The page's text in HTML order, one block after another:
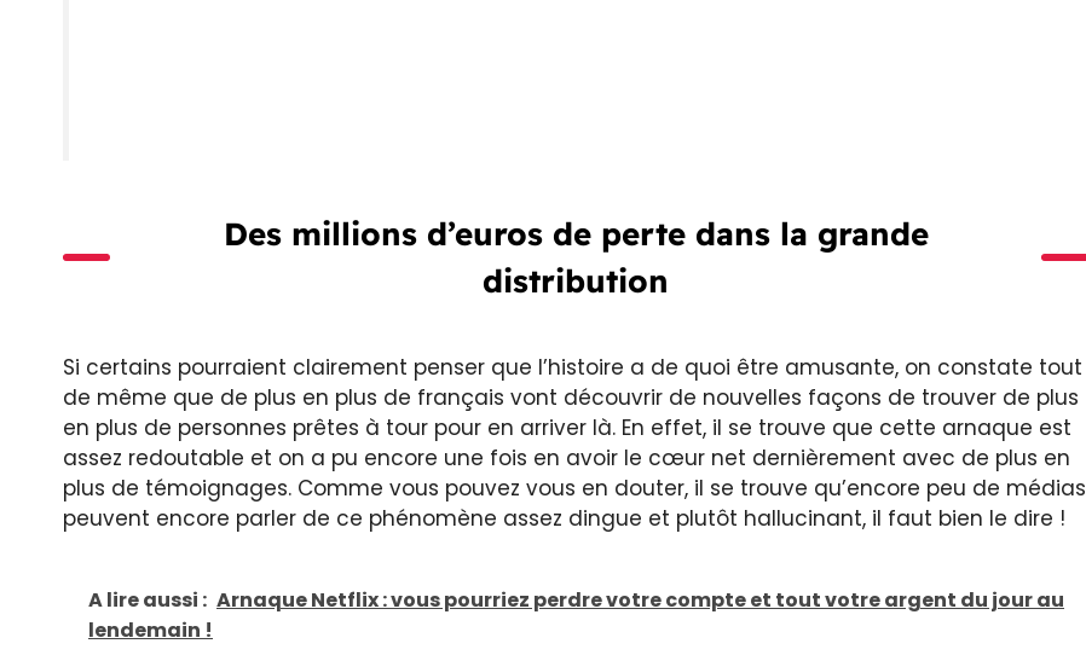
Des millions d’euros de perte dans la grande
distribution
Si certains pourraient clairement penser que l’histoire a de quoi être amusante, on constate tout
de même que de plus en plus de français vont découvrir de nouvelles façons de trouver de plus
en plus de personnes prêtes à tour pour en arriver là. En effet, il se trouve que cette arnaque est
assez redoutable et on a pu encore une fois en avoir le cœur net dernièrement avec de plus en
plus de témoignages. Comme vous pouvez vous en douter, il se trouve qu’encore peu de médias
peuvent encore parler de ce phénomène assez dingue et plutôt hallucinant, il faut bien le dire !
A lire aussi : Arnaque Netflix : vous pourriez perdre votre compte et tout votre argent du jour au
lendemain !